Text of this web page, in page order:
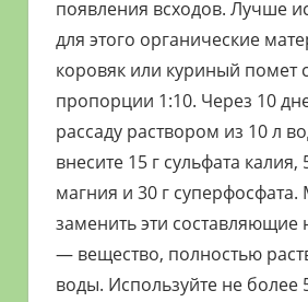
появления всходов. Лучше
для этого органические
коровяк или куриный помет
пропорции 1:10. Через 10
рассаду раствором из 10 л
внесите 15 г сульфата калия,
магния и 30 г
заменить эти составляющие
— вещество, полностью
воды. Используйте не более